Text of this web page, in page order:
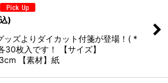
)
ッズよりダイカット付箋が登場！( *
30枚入です！ 【サイズ】
【素材】紙